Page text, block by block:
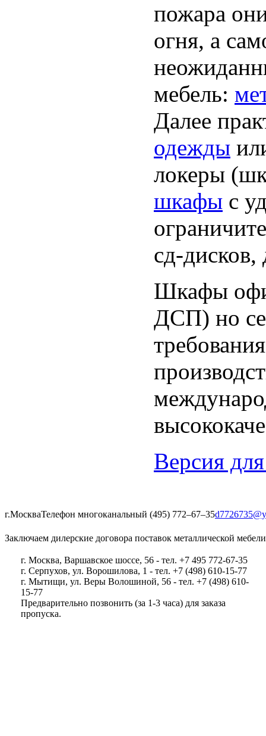
пожара
огня, а
мебель:
Далее
одежды
локеры
шкафы с
сд-дисков,
Шкафы
ДСП) но
Версия
г.МоскваТелефон многоканальный (495) 772‒67‒35
Заключаем дилерские договора поставок металлической мебели
г. Москва, Варшавское шоссе, 56 - тел. +7 495 772-67-35
г. Серпухов, ул. Ворошилова, 1 - тел. +7 (498) 610-15-77
г. Мытищи, ул. Веры Волошиной, 56 - тел. +7 (498) 610-
15-77
Предварительно позвонить (за 1-3 часа) для заказа
пропуска.